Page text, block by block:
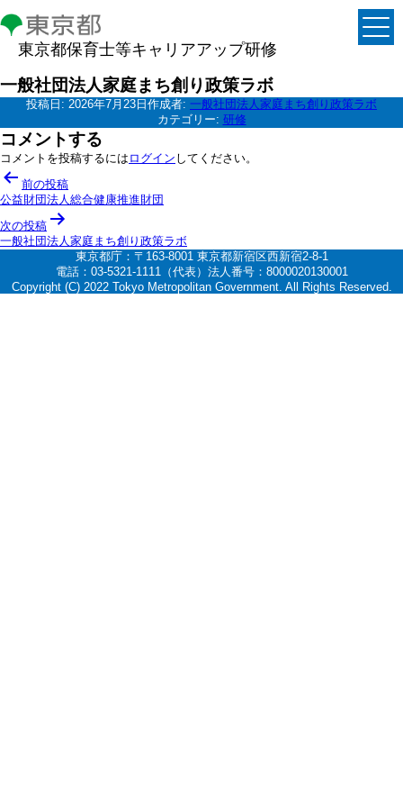
東京都保育士等キャリアアップ研修
一般社団法人家庭まち創り政策ラボ
投稿日: 2026年7月23日 作成者: 一般社団法人家庭まち創り政策ラボ
カテゴリー: 研修
コメントする
コメントを投稿するには ログイン してください。
投
稿
ナ
ビ
ー
前の投稿
公益財団法人総合健康推進財団
次の投稿
一般社団法人家庭まち創り政策ラボ
東京都庁：〒163-8001 東京都新宿区西新宿2-8-1
電話：03-5321-1111（代表）法人番号：8000020130001
Copyright (C) 2022 Tokyo Metropolitan Government. All Rights Reserved.